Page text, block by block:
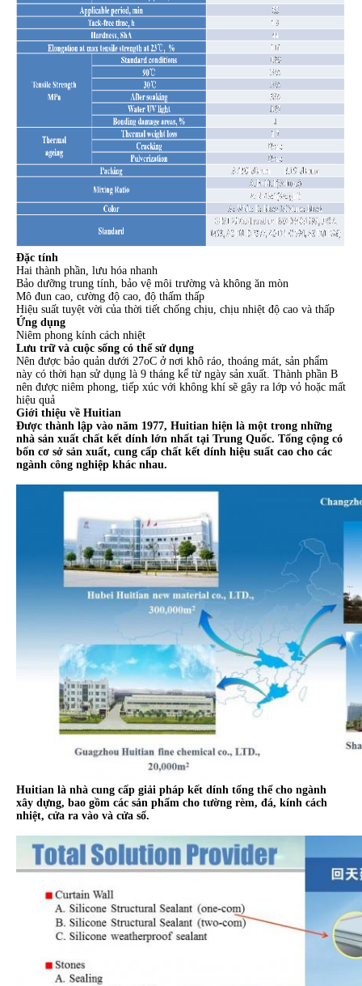
Đặc tính
Hai thành phần, lưu hóa nhanh
Bảo dưỡng trung tính, bảo vệ môi trường và không ăn mòn
Mô đun cao, cường độ cao, độ thấm thấp
Hiệu suất tuyệt vời của thời tiết chống chịu, chịu nhiệt độ cao và thấp
Ứng dụng
Niêm phong kính cách nhiệt
Lưu trữ và cuộc sống có thể sử dụng
Nên được bảo quản dưới 27oC ở nơi khô ráo, thoáng mát, sản phẩm
này có thời hạn sử dụng là 9 tháng kể từ ngày sản xuất. Thành phần B
nên được niêm phong, tiếp xúc với không khí sẽ gây ra lớp vỏ hoặc mất
hiệu quả
Giới thiệu về Huitian
Được thành lập vào năm 1977, Huitian hiện là một trong những
nhà sản xuất chất kết dính lớn nhất tại Trung Quốc. Tổng cộng có
bốn cơ sở sản xuất, cung cấp chất kết dính hiệu suất cao cho các
ngành công nghiệp khác nhau.
Huitian là nhà cung cấp giải pháp kết dính tổng thể cho ngành
xây dựng, bao gồm các sản phẩm cho tường rèm, đá, kính cách
nhiệt, cửa ra vào và cửa sổ.